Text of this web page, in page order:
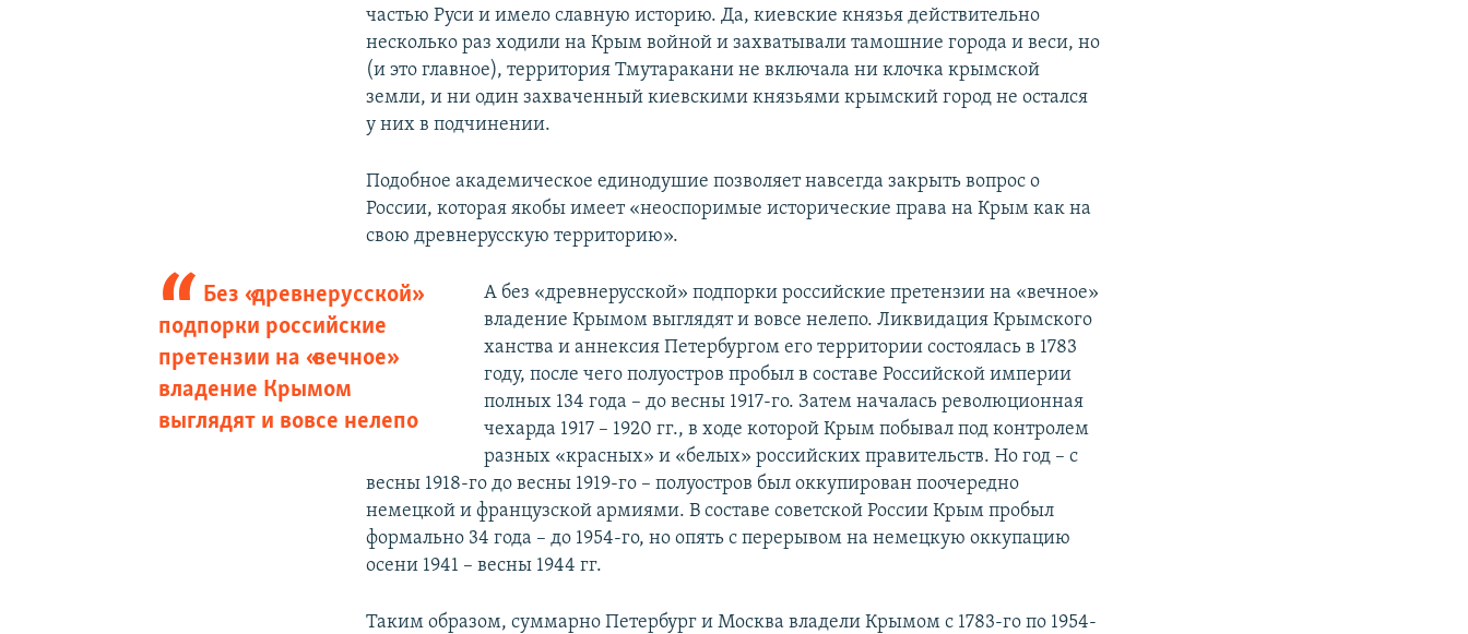
частью Руси и имело славную историю. Да, киевские князья действительно
несколько раз ходили на Крым войной и захватывали тамошние города и веси, но
(и это главное), территория Тмутаракани не включала ни клочка крымской
земли, и ни один захваченный киевскими князьями крымский город не остался
у них в подчинении.
Подобное академическое единодушие позволяет навсегда закрыть вопрос о
России, которая якобы имеет «неоспоримые исторические права на Крым как на
свою древнерусскую территорию».
Без «древнерусской»
подпорки российские
претензии на «вечное»
владение Крымом
выглядят и вовсе нелепо
А без «древнерусской» подпорки российские претензии на «вечное»
владение Крымом выглядят и вовсе нелепо. Ликвидация Крымского
ханства и аннексия Петербургом его территории состоялась в 1783
году, после чего полуостров пробыл в составе Российской империи
полных 134 года – до весны 1917-го. Затем началась революционная
чехарда 1917 – 1920 гг., в ходе которой Крым побывал под контролем
разных «красных» и «белых» российских правительств. Но год – с
весны 1918-го до весны 1919-го – полуостров был оккупирован поочередно
немецкой и французской армиями. В составе советской России Крым пробыл
формально 34 года – до 1954-го, но опять с перерывом на немецкую оккупацию
осени 1941 – весны 1944 гг.
Таким образом, суммарно Петербург и Москва владели Крымом с 1783-го по 1954-